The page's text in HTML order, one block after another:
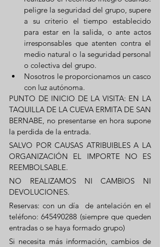
peligre la seguridad del grupo, supere
a su criterio el tiempo establecido
para estar en la salida, o ante actos
irresponsables que atenten contra el
medio natural o la seguridad personal
o colectiva del grupo.
Nosotros le proporcionamos un casco
con luz autónoma.​
PUNTO DE INICIO DE LA VISITA: EN LA
TAQUILLA DE LA CUEVA ERMITA DE SAN
BERNABE, no presentarse en hora supone
la perdida de la entrada.
SALVO POR CAUSAS ATRIBUIBLES A LA
ORGANIZACIÓN EL IMPORTE NO ES
REEMBOLSABLE.
NO REALIZAMOS NI CAMBIOS NI
DEVOLUCIONES.
Reservas: con un día  de antelación en el
teléfono: 645490288 (siempre que queden
entradas o se haya formado grupo)
Si necesita más información, cambios de